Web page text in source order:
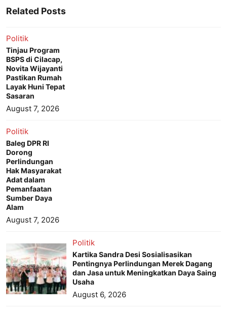
Related Posts
Politik
Tinjau Program
BSPS di Cilacap,
Novita Wijayanti
Pastikan Rumah
Layak Huni Tepat
Sasaran
August 7, 2026
Politik
Baleg DPR RI
Dorong
Perlindungan
Hak Masyarakat
Adat dalam
Pemanfaatan
Sumber Daya
Alam
August 7, 2026
Politik
Kartika Sandra Desi Sosialisasikan
Pentingnya Perlindungan Merek Dagang
dan Jasa untuk Meningkatkan Daya Saing
Usaha
August 6, 2026